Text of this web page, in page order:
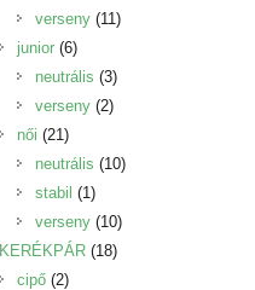
termék
verseny 1111
junior 66
termék
neutrális 33
termék
verseny 22
női 2121
termék
neutrális 1010
stabil 11
termék
verseny 1010
termék
KERÉKPÁR 1818
cipő 22